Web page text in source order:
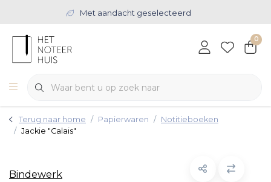
Met aandacht geselecteerd
0
Terug naar home Papierwaren
Notitieboeken
Jackie "Calais"
Bindewerk